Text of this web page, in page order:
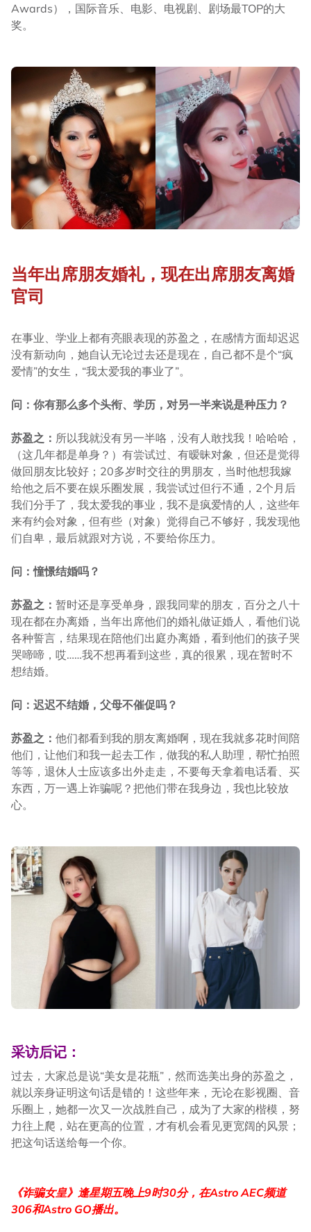
Awards），国际音乐、电影、电视剧、剧场最TOP的大
奖。
当年出席朋友婚礼，现在出席朋友离婚
官司
在事业、学业上都有亮眼表现的苏盈之，在感情方面却迟迟
没有新动向，她自认无论过去还是现在，自己都不是个“疯
爱情”的女生，“我太爱我的事业了”。
问：你有那么多个头衔、学历，对另一半来说是种压力？
苏盈之： 所以我就没有另一半咯，没有人敢找我！哈哈哈，
（这几年都是单身？）有尝试过、有暧昧对象，但还是觉得
做回朋友比较好；20多岁时交往的男朋友，当时他想我嫁
给他之后不要在娱乐圈发展，我尝试过但行不通，2个月后
我们分手了，我太爱我的事业，我不是疯爱情的人，这些年
来有约会对象，但有些（对象）觉得自己不够好，我发现他
们自卑，最后就跟对方说，不要给你压力。
问：憧憬结婚吗？
苏盈之： 暂时还是享受单身，跟我同辈的朋友，百分之八十
现在都在办离婚，当年出席他们的婚礼做证婚人，看他们说
各种誓言，结果现在陪他们出庭办离婚，看到他们的孩子哭
哭啼啼，哎……我不想再看到这些，真的很累，现在暂时不
想结婚。
问：迟迟不结婚，父母不催促吗？
苏盈之： 他们都看到我的朋友离婚啊，现在我就多花时间陪
他们，让他们和我一起去工作，做我的私人助理，帮忙拍照
等等，退休人士应该多出外走走，不要每天拿着电话看、买
东西，万一遇上诈骗呢？把他们带在我身边，我也比较放
心。
采访后记：
过去，大家总是说“美女是花瓶”，然而选美出身的苏盈之，
就以亲身证明这句话是错的！这些年来，无论在影视圈、音
乐圈上，她都一次又一次战胜自己，成为了大家的楷模，努
力往上爬，站在更高的位置，才有机会看见更宽阔的风景；
把这句话送给每一个你。
《诈骗女皇》逢星期五晚上9时30分，在Astro AEC频道
306和Astro GO播出。